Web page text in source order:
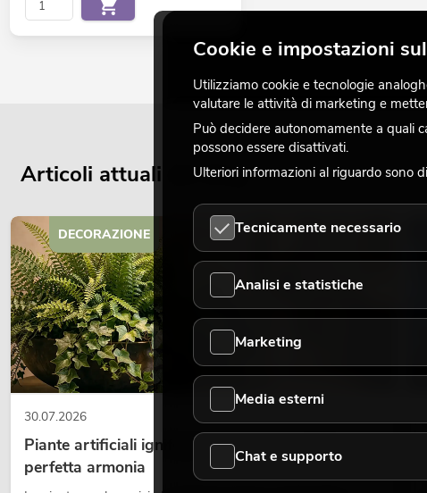
Articoli attuali del blog
30.07.2026
Piante artificiali ignifughe: sicurezza e design in
perfetta armonia
DECORAZIONE
Cookie e impostazioni
Utilizziamo cookie e tecnologie
valutare le attività di marketing e
Può decidere autonomamente a quali
possono essere disattivati.
Ulteriori informazioni al riguardo sono
Tecnicamente necessario
Analisi e statistiche
Marketing
Media esterni
Chat e supporto